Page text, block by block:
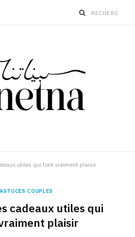
utiles qui font vraiment plaisir
ASTUCES COUPLES
cadeaux utiles qui
plaisir